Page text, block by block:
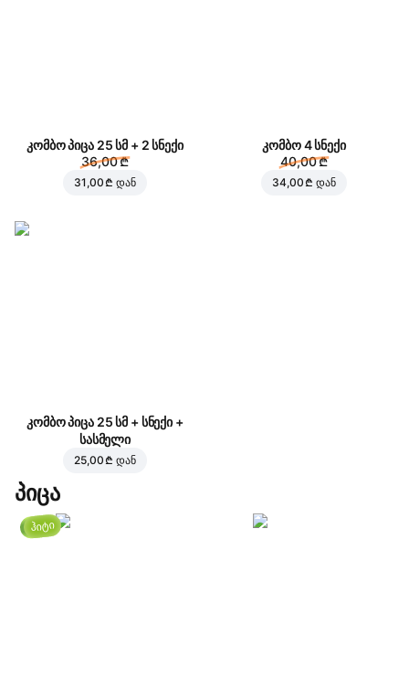
კომბო პიცა 25 სმ + 2 სნექი
36,00 ₾
31,00 ₾ დან
კომბო 4 სნექი
40,00 ₾
34,00 ₾ დან
კომბო პიცა 25 სმ + სნექი +
სასმელი
25,00 ₾ დან
პიცა
ჰიტი